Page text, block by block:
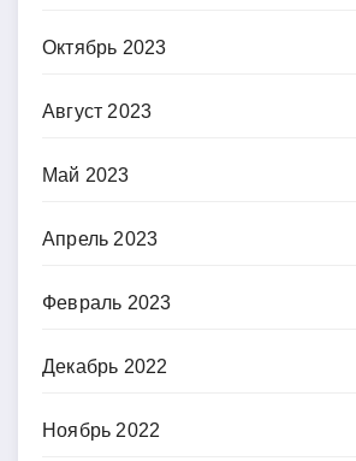
Октябрь 2023
Август 2023
Май 2023
Апрель 2023
Февраль 2023
Декабрь 2022
Ноябрь 2022